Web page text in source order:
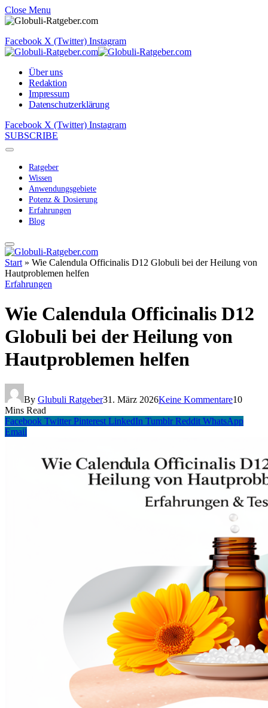
Close Menu
Facebook X (Twitter) Instagram
Über uns
Redaktion
Impressum
Datenschutzerklärung
Facebook X (Twitter) Instagram
SUBSCRIBE
Ratgeber
Wissen
Anwendungsgebiete
Potenz & Dosierung
Erfahrungen
Blog
Start » Wie Calendula Officinalis D12 Globuli bei der Heilung von
Hautproblemen helfen
Erfahrungen
Wie Calendula Officinalis D12
Globuli bei der Heilung von
Hautproblemen helfen
By Glubuli Ratgeber31. März 2026Keine Kommentare10
Mins Read
Facebook Twitter Pinterest LinkedIn Tumblr Reddit WhatsApp
Email